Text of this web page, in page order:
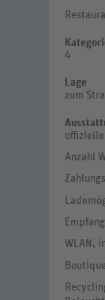
4
Lage
zum
Anzahl
WLAN,